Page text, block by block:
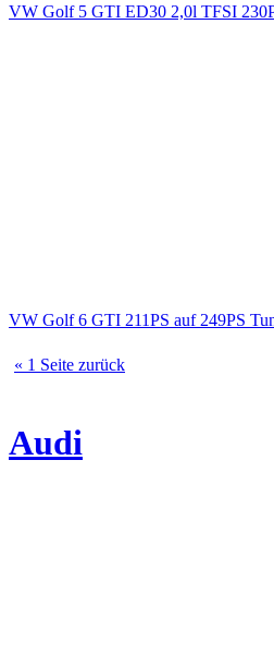
VW Golf 5 GTI ED30 2,0l TFSI
VW Golf 6 GTI 211PS auf 249PS
« 1 Seite zurück
Audi